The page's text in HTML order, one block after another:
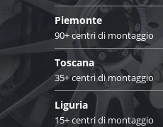
Piemonte
90+ centri di montaggio
Toscana
35+ centri di montaggio
Liguria
15+ centri di montaggio